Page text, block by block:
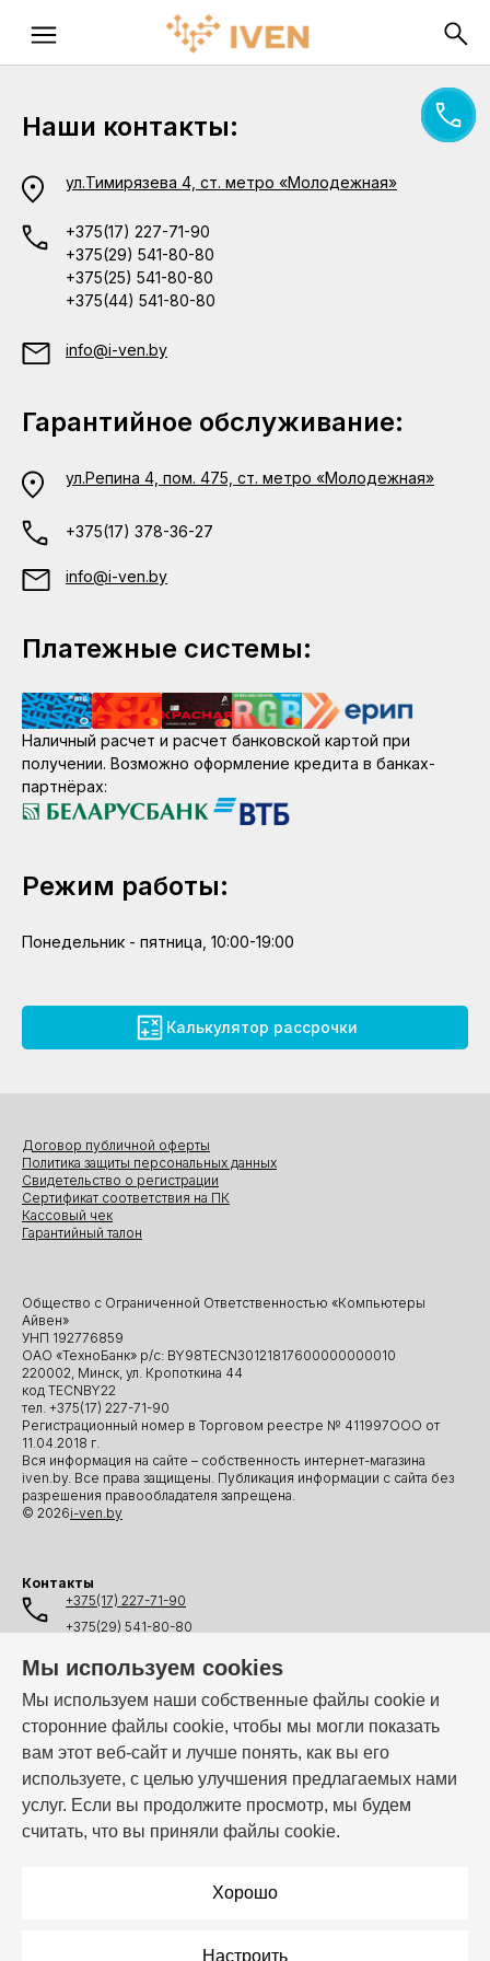
Мы используем cookies
Мы используем наши собственные файлы cookie и
сторонние файлы cookie, чтобы мы могли показать
вам этот веб-сайт и лучше понять, как вы его
используете, с целью улучшения предлагаемых нами
услуг. Если вы продолжите просмотр, мы будем
считать, что вы приняли файлы cookie.
Хорошо
Настроить
Наши контакты:
ул.Тимирязева 4, ст. метро «Молодежная»
+375(17) 227-71-90
+375(29) 541-80-80
+375(25) 541-80-80
+375(44) 541-80-80
info@i-ven.by
Гарантийное обслуживание:
ул.Репина 4, пом. 475, ст. метро «Молодежная»
+375(17) 378-36-27
info@i-ven.by
Платежные системы:
Наличный расчет и расчет банковской картой при
получении. Возможно оформление кредита в банках-
партнёрах:
Режим работы:
Понедельник - пятница, 10:00-19:00
Калькулятор рассрочки
Общество с Ограниченной Ответственностью «Компьютеры
Айвен»
УНП 192776859
ОАО «ТехноБанк» р/с: BY98TECN30121817600000000010
220002, Минск, ул. Кропоткина 44
код TECNBY22
тел. +375(17) 227-71-90
Регистрационный номер в Торговом реестре № 411997ООО от
11.04.2018 г.
Вся информация на сайте – собственность интернет-магазина
iven.by. Все права защищены. Публикация информации с сайта без
разрешения правообладателя запрещена.
© 2026i-ven.by
Договор публичной оферты
Политика защиты персональных данных
Свидетельство о регистрации
Сертификат соответствия на ПК
Кассовый чек
Гарантийный талон
Контакты
+375(17) 227-71-90
+375(29) 541-80-80
+375(44) 541-80-80
info@i-ven.by
Мы в мессенджерах:
Режим работы: Пн–Пт: 10:00 – 19:00